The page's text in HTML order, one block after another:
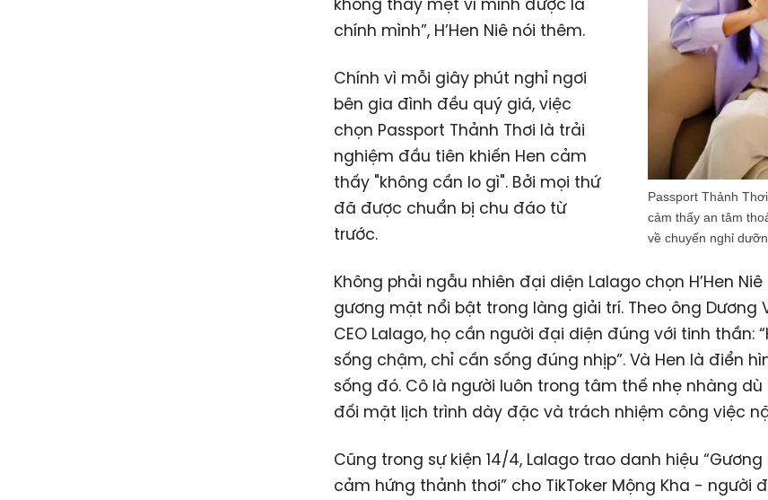
Passport Thảnh
cảm thấy an tâm
về chuyến nghỉ
không thấy mệt vì mình được là
chính mình”, H’Hen Niê nói thêm.
Chính vì mỗi giây phút nghỉ ngơi
bên gia đình đều quý giá, việc
chọn Passport Thảnh Thơi là trải
nghiệm đầu tiên khiến Hen cảm
thấy "không cần lo gì". Bởi mọi thứ
đã được chuẩn bị chu đáo từ
trước.
Không phải ngẫu nhiên đại diện Lalago chọn H’Hen
gương mặt nổi bật trong làng giải trí. Theo ông Dương
CEO Lalago, họ cần người đại diện đúng với tinh thần:
sống chậm, chỉ cần sống đúng nhịp”. Và Hen là điển
sống đó. Cô là người luôn trong tâm thế nhẹ nhàng dù
đối mặt lịch trình dày đặc và trách nhiệm công việc
Cũng trong sự kiện 14/4, Lalago trao danh hiệu
cảm hứng thảnh thơi” cho TikToker Mộng Kha - người